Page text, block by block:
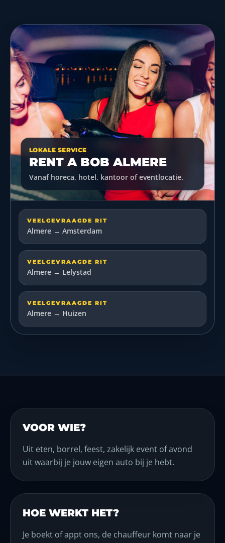
LOKALE SERVICE
RENT A BOB ALMERE
Vanaf horeca, hotel, kantoor of eventlocatie.
VEELGEVRAAGDE RIT
Almere → Amsterdam
VEELGEVRAAGDE RIT
Almere → Lelystad
VEELGEVRAAGDE RIT
Almere → Huizen
VOOR WIE?
Uit eten, borrel, feest, zakelijk event of avond
uit waarbij je jouw eigen auto bij je hebt.
HOE WERKT HET?
Je boekt of appt ons, de chauffeur komt naar je